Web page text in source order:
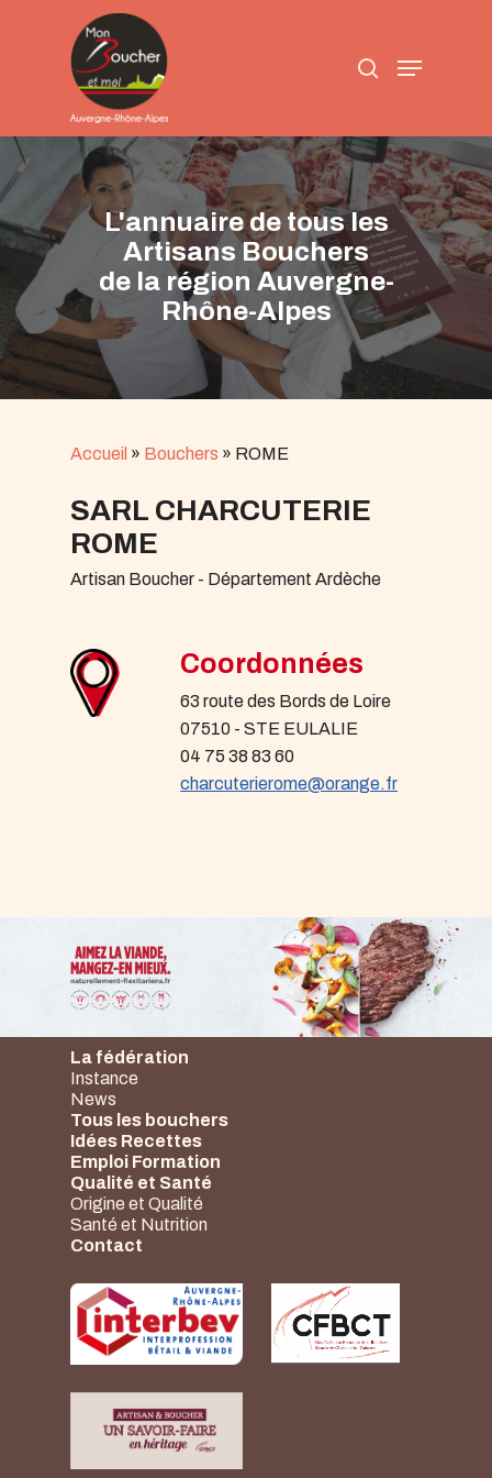
Menu
L'annuaire de tous les
Artisans Bouchers
de la région Auvergne-
Rhône-Alpes
Accueil » Bouchers » ROME
SARL CHARCUTERIE
ROME
Artisan Boucher - Département Ardèche
Coordonnées
63 route des Bords de Loire
07510 - STE EULALIE
04 75 38 83 60
charcuterierome@orange.fr
La fédération
Instance
News
Tous les bouchers
Idées Recettes
Emploi Formation
Qualité et Santé
Origine et Qualité
Santé et Nutrition
Contact